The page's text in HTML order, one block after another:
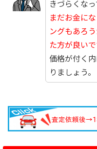
きづらくなっ
まだお金に
ングもあろ
た方が良いで
価格が付く
りましょう。